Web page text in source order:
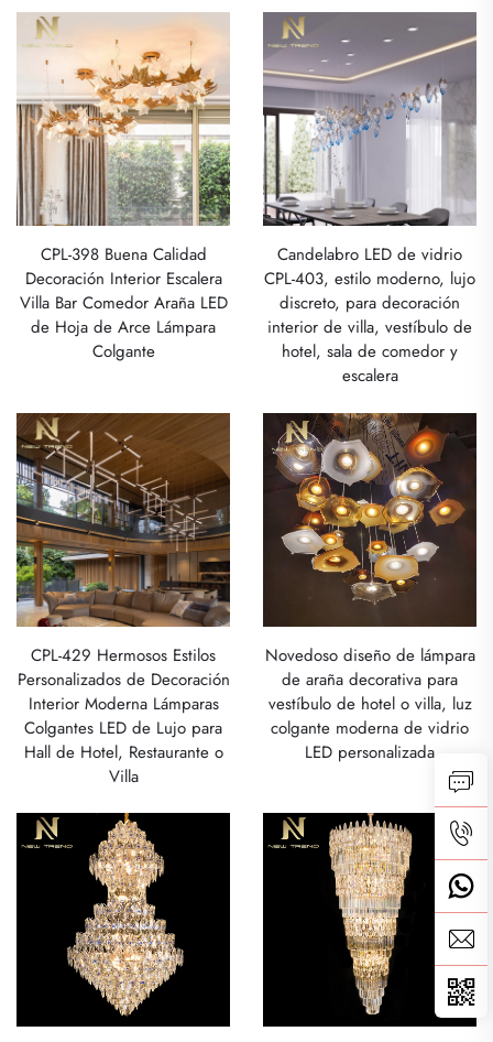
CPL-398 Buena Calidad
Decoración Interior Escalera
Villa Bar Comedor Araña LED
de Hoja de Arce Lámpara
Colgante
Candelabro LED de vidrio
CPL-403, estilo moderno, lujo
discreto, para decoración
interior de villa, vestíbulo de
hotel, sala de comedor y
escalera
CPL-429 Hermosos Estilos
Personalizados de Decoración
Interior Moderna Lámparas
Colgantes LED de Lujo para
Hall de Hotel, Restaurante o
Villa
Novedoso diseño de lámpara
de araña decorativa para
vestíbulo de hotel o villa, luz
colgante moderna de vidrio
LED personalizada